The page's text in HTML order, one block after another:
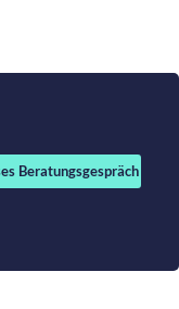
Beratungsgespräch